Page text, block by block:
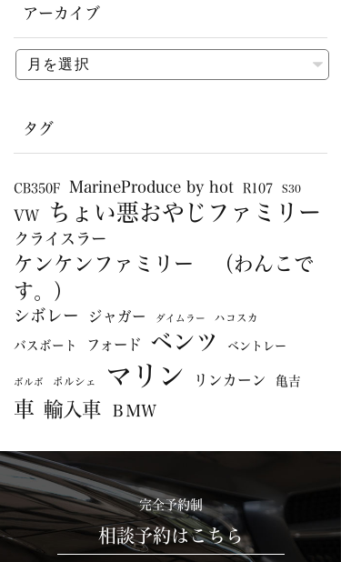
アーカイブ
タグ
CB350F MarineProduce by hot R107 S30
VW ちょい悪おやじファミリー
クライスラー
ケンケンファミリー （わんこで
す。）
シボレー ジャガー ダイムラー ハコスカ
バスボート フォード ベンツ ベントレー
ボルボ ポルシェ マリン リンカーン 亀吉
車 輸入車 ＢＭＷ
完全予約制
相談予約はこちら